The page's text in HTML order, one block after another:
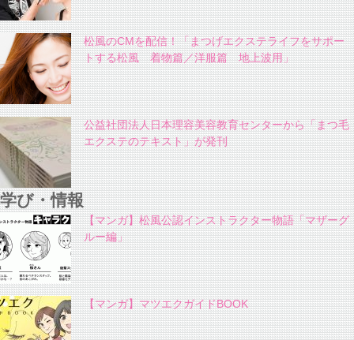
松風のCMを配信！「まつげエクステライフをサポー
トする松風 着物篇／洋服篇 地上波用」
公益社団法人日本理容美容教育センターから「まつ毛
エクステのテキスト」が発刊
学び・情報
【マンガ】松風公認インストラクター物語「マザーグ
ルー編」
【マンガ】マツエクガイドBOOK